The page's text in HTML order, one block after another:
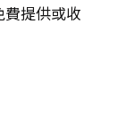
費提供或收